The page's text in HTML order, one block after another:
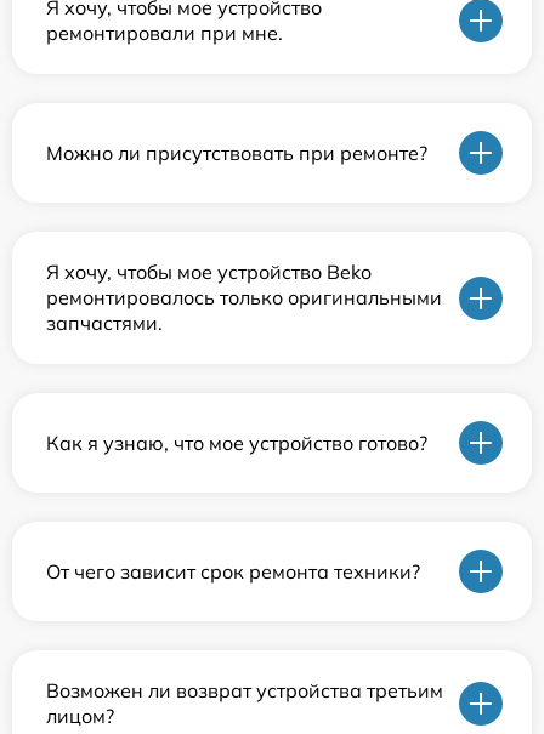
Я хочу, чтобы мое устройство
ремонтировали при мне.
Можно ли присутствовать при ремонте?
Я хочу, чтобы мое устройство Beko
ремонтировалось только оригинальными
запчастями.
Как я узнаю, что мое устройство готово?
От чего зависит срок ремонта техники?
Возможен ли возврат устройства третьим
лицом?